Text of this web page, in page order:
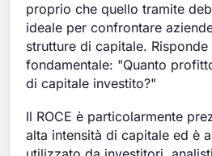
proprio che quello tramite
ideale per confrontare
strutture di capitale.
fondamentale: "Quanto
di capitale investito?"
Il ROCE è particolarmente
alta intensità di capitale ed è